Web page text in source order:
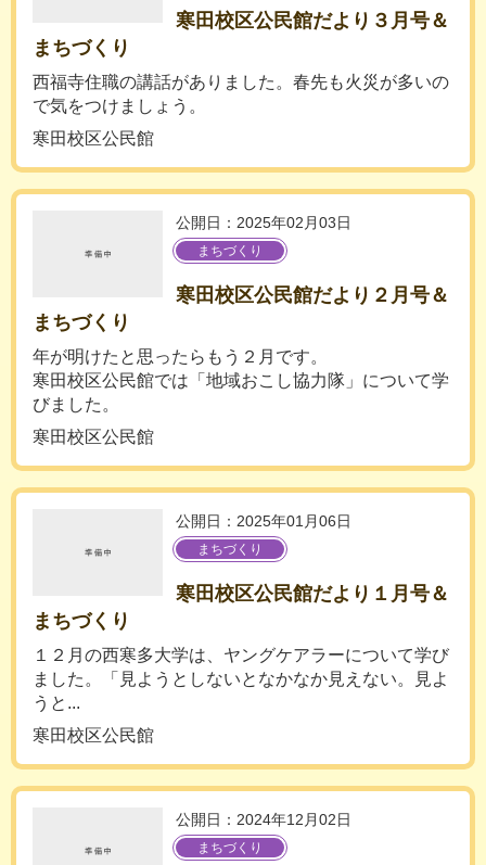
寒田校区公民館だより３月号＆
まちづくり
西福寺住職の講話がありました。春先も火災が多いの
で気をつけましょう。
寒田校区公民館
公開日：2025年02月03日
まちづくり
寒田校区公民館だより２月号＆
まちづくり
年が明けたと思ったらもう２月です。
寒田校区公民館では「地域おこし協力隊」について学
びました。
寒田校区公民館
公開日：2025年01月06日
まちづくり
寒田校区公民館だより１月号＆
まちづくり
１２月の西寒多大学は、ヤングケアラーについて学び
ました。「見ようとしないとなかなか見えない。見よ
うと...
寒田校区公民館
公開日：2024年12月02日
まちづくり